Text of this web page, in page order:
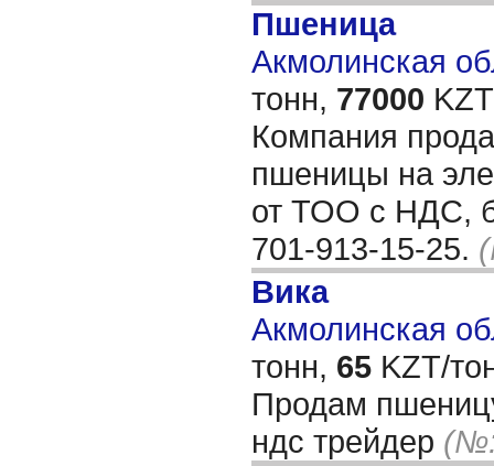
Пшеница
Акмолинская
тонн, 77000
Компания
пшеницы на
от ТОО с НДС,
701-913-15-25.
Вика
Акмолинская
тонн, 65 KZT/
Продам
ндс трейдер (№: